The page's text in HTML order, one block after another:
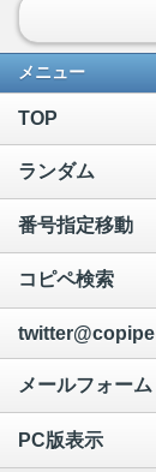
メニュー
TOP
ランダム
番号指定移動
コピペ検索
twitter@copipe
メールフォーム
PC版表示